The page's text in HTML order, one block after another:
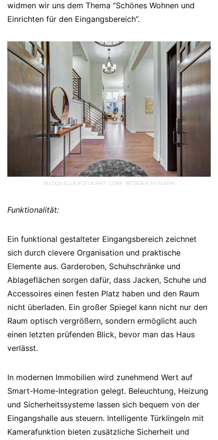
widmen wir uns dem Thema “Schönes Wohnen und
Einrichten für den Eingangsbereich”.
BILDQUELLE/FOTOGRAF: 123RF-96755369_M/ALABN
Funktionalität:
Ein funktional gestalteter Eingangsbereich zeichnet
sich durch clevere Organisation und praktische
Elemente aus. Garderoben, Schuhschränke und
Ablageflächen sorgen dafür, dass Jacken, Schuhe und
Accessoires einen festen Platz haben und den Raum
nicht überladen. Ein großer Spiegel kann nicht nur den
Raum optisch vergrößern, sondern ermöglicht auch
einen letzten prüfenden Blick, bevor man das Haus
verlässt.
In modernen Immobilien wird zunehmend Wert auf
Smart-Home-Integration gelegt. Beleuchtung, Heizung
und Sicherheitssysteme lassen sich bequem von der
Eingangshalle aus steuern. Intelligente Türklingeln mit
Kamerafunktion bieten zusätzliche Sicherheit und